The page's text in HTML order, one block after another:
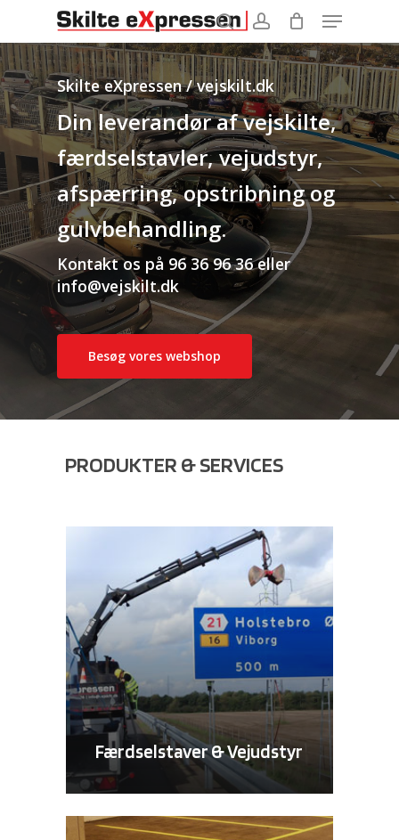
main
content
searchaccount
Menu
Skilte eXpressen / vejskilt.dk
Din leverandør af vejskilte,
færdselstavler, vejudstyr,
afspærring, opstribning og
gulvbehandling.
Kontakt os på 96 36 96 36 eller
info@vejskilt.dk
Besøg vores webshop
PRODUKTER & SERVICES
Færdselstaver & Vejudstyr